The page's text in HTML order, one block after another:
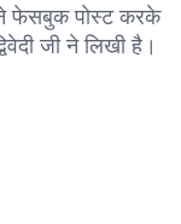
फेसबुक पोस्ट करके
जी ने लिखी है।